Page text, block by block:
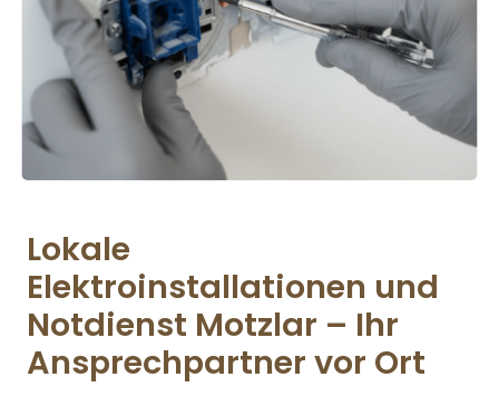
Lokale
Elektroinstallationen und
Notdienst Motzlar – Ihr
Ansprechpartner vor Ort